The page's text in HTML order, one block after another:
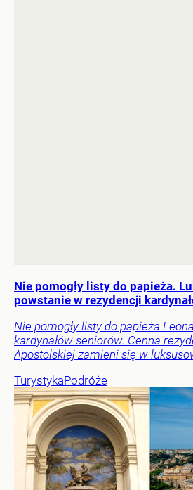
Nie pomogły listy do papieża.
powstanie w rezydencji
Nie pomogły listy do papieża
kardynałów seniorów. Cenna
Apostolskiej zamieni się w
TurystykaPodróże